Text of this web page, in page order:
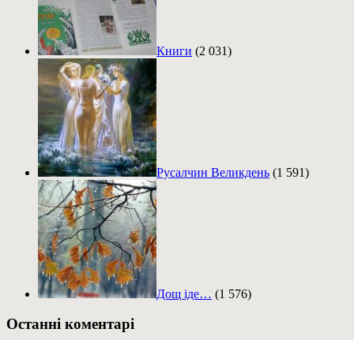
Книги (2 031)
Русалчин Великдень (1 591)
Дощ іде… (1 576)
Останні коментарі